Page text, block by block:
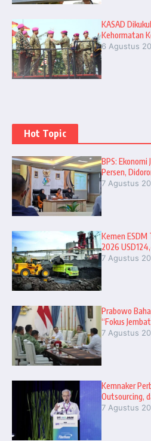
KASAD
Kehormatan
6 Agustus
Hot Topic
BPS:
Persen,
7 Agustus
Kemen
2026
7 Agustus
Prabowo
“Fokus
7 Agustus
Kemnaker
Outsourcing,
7 Agustus